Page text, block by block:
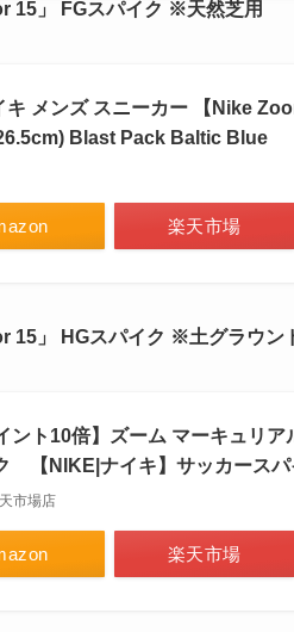
15」 FGスパイク ※天然芝用
キ メンズ スニーカー 【Nike
Blast Pack Baltic Blue
楽天市場
15」 HGスパイク ※土グラウン
ント10倍】ズーム マーキュリ
【NIKE|ナイキ】サッカース
市場店
楽天市場